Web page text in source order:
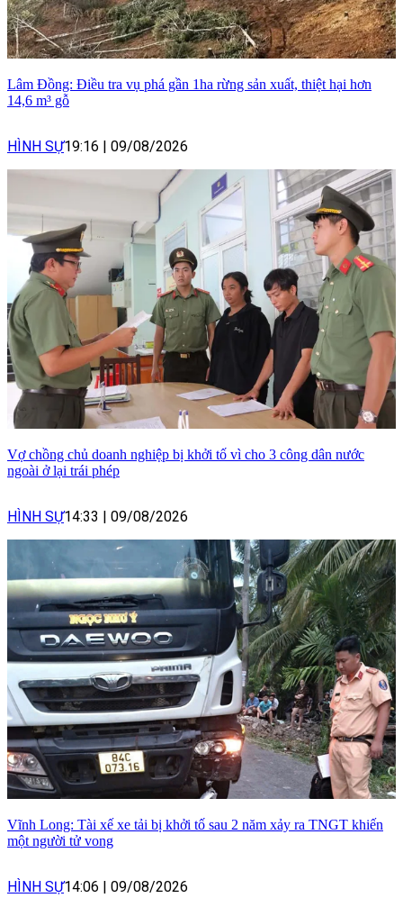
Lâm Đồng: Điều tra vụ phá gần 1ha rừng sản xuất, thiệt hại hơn
14,6 m³ gỗ
HÌNH SỰ19:16 | 09/08/2026
Vợ chồng chủ doanh nghiệp bị khởi tố vì cho 3 công dân nước
ngoài ở lại trái phép
HÌNH SỰ14:33 | 09/08/2026
Vĩnh Long: Tài xế xe tải bị khởi tố sau 2 năm xảy ra TNGT khiến
một người tử vong
HÌNH SỰ14:06 | 09/08/2026